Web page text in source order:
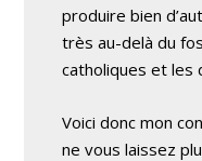
produire bien
très au-delà du
catholiques et
Voici donc mon
ne vous laissez